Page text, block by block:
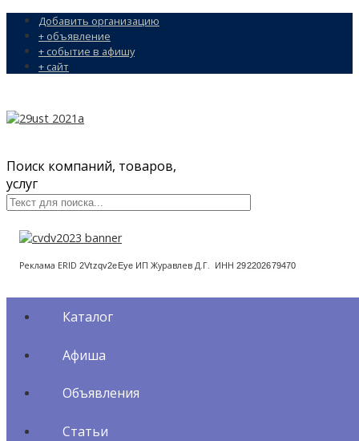
Добавить организацию
+ объявление
+ событие в афишу
+ сайт
Поиск компаний, товаров,
услуг
Реклама ERID 2Vtzqv2eEye ИП Журавлев Д.Г. ИНН292202679470
Каталог
Афиша
Объявления
Статьи